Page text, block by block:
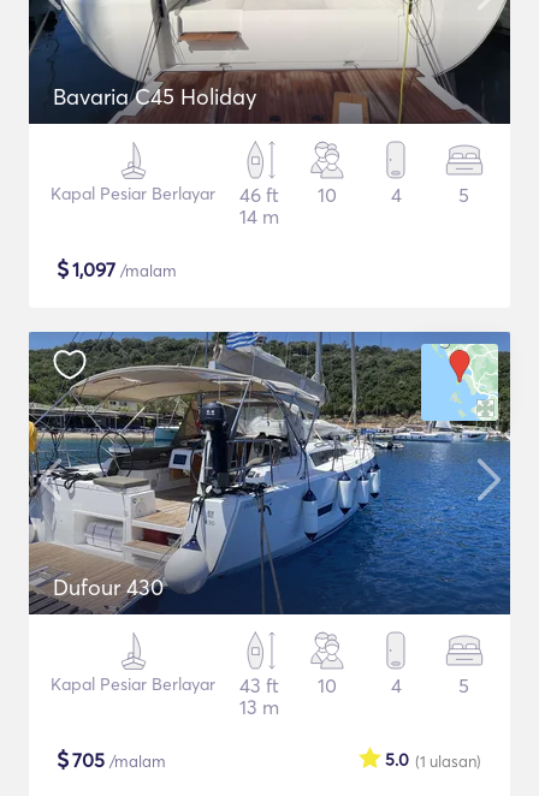
Bavaria C45 Holiday
Kapal Pesiar Berlayar
46 ft
14 m
10 4 5
$1,097 /malam
Dufour 430
Kapal Pesiar Berlayar
43 ft
13 m
10 4 5
$705 /malam (1 ulasan)
5.0